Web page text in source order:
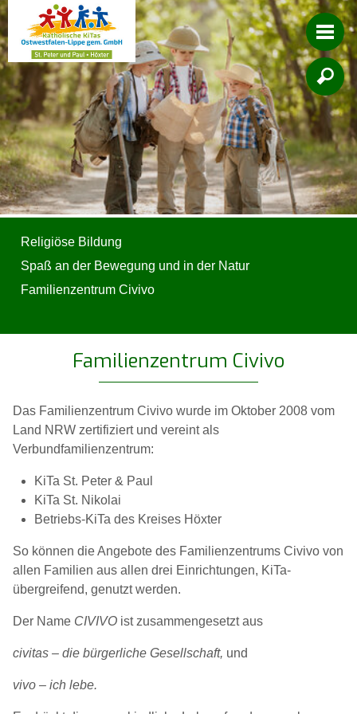

Religiöse Bildung
Spaß an der Bewegung und in der Natur
Familienzentrum Civivo
Familienzentrum Civivo
Das Familienzentrum Civivo wurde im Oktober 2008 vom
Land NRW zertifiziert und vereint als
Verbundfamilienzentrum:
KiTa St. Peter & Paul
KiTa St. Nikolai
Betriebs-KiTa des Kreises Höxter
So können die Angebote des Familienzentrums Civivo von
allen Familien aus allen drei Einrichtungen, KiTa-
übergreifend, genutzt werden.
Der Name CIVIVO ist zusammengesetzt aus
civitas – die bürgerliche Gesellschaft, und
vivo – ich lebe.